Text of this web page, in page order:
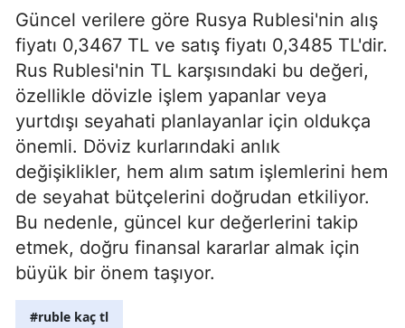
Güncel verilere göre Rusya Rublesi'nin alış
fiyatı 0,3467 TL ve satış fiyatı 0,3485 TL'dir.
Rus Rublesi'nin TL karşısındaki bu değeri,
özellikle dövizle işlem yapanlar veya
yurtdışı seyahati planlayanlar için oldukça
önemli. Döviz kurlarındaki anlık
değişiklikler, hem alım satım işlemlerini hem
de seyahat bütçelerini doğrudan etkiliyor.
Bu nedenle, güncel kur değerlerini takip
etmek, doğru finansal kararlar almak için
büyük bir önem taşıyor.
#ruble kaç tl